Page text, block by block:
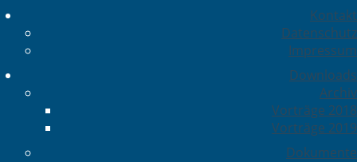
Kontakt
Datenschutz
Impressum
Downloads
Archiv
Vorträge 2018
Vorträge 2019
Dokumente